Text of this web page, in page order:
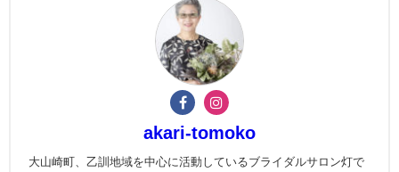
akari-tomoko
大山崎町、乙訓地域を中心に活動しているブライダルサロン灯で